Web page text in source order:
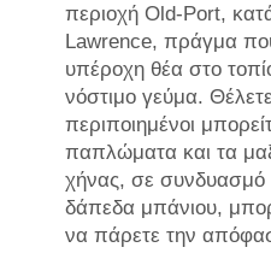
περιοχή Old-Port,
Lawrence, πράγμα
υπέροχη θέα στο
νόστιμο γεύμα.
περιποιημένοι
παπλώματα και τα
χήνας, σε συνδυασμό
δάπεδα μπάνιου,
να πάρετε την